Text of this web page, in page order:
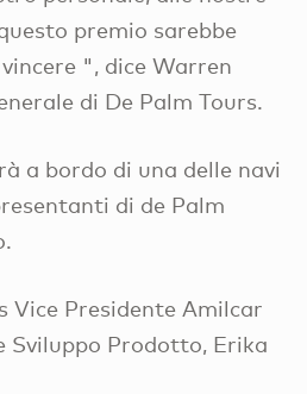
premio sarebbe
", dice Warren
di De Palm Tours.
a bordo di una delle navi
di de Palm
Vice Presidente Amilcar
Sviluppo Prodotto, Erika